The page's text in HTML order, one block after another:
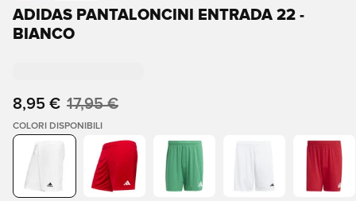
ADIDAS PANTALONCINI ENTRADA 22 -
BIANCO
8,95 € 17,95 €
COLORI DISPONIBILI